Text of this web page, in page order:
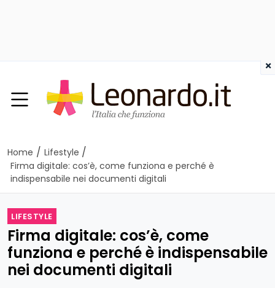
Home / Lifestyle /
Firma digitale: cos’è, come funziona e perché è
indispensabile nei documenti digitali
LIFESTYLE
Firma digitale: cos’è, come
funziona e perché è indispensabile
nei documenti digitali
×